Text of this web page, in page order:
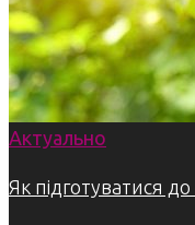
Актуально
Як підготуватися